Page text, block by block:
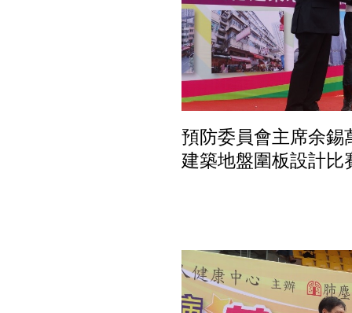
預防委員會主席余錫
建築地盤圍板設計比